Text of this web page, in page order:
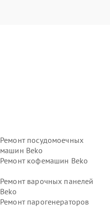
Ремонт посудомоечных
машин Beko
Ремонт кофемашин Beko
Ремонт варочных панелей
Beko
Ремонт парогенераторов